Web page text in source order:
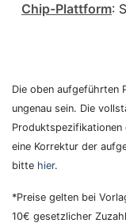
Chip-Plattform:
Die oben aufgeführten
ungenau sein. Die
Produktspezifikationen
eine Korrektur der
bitte hier.
*Preise gelten bei
10€ gesetzlicher